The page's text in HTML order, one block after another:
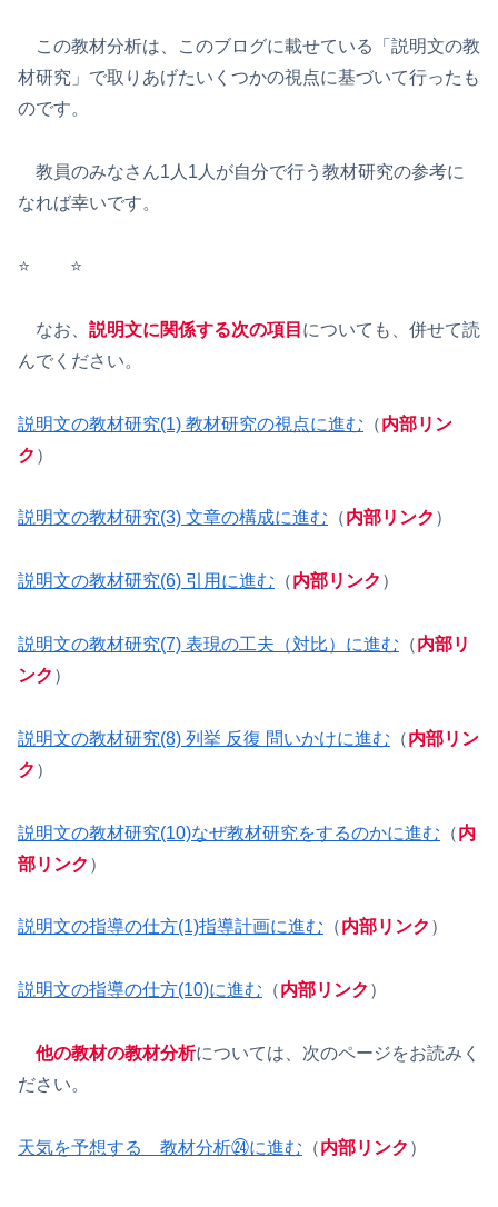
この教材分析は、このブログに載せている「説明文の教
材研究」で取りあげたいくつかの視点に基づいて行ったも
のです。
教員のみなさん1人1人が自分で行う教材研究の参考に
なれば幸いです。
⭐️ ⭐️
なお、 説明文に関係する次の項目 についても、併せて読
んでください。
説明文の教材研究(1) 教材研究の視点に進む （内部リン
ク ）
説明文の教材研究(3) 文章の構成に進む （内部リンク ）
説明文の教材研究(6) 引用に進む （内部リンク ）
説明文の教材研究(7) 表現の工夫（対比）に進む （内部リ
ンク ）
説明文の教材研究(8) 列挙 反復 問いかけに進む （内部リン
ク ）
説明文の教材研究(10)なぜ教材研究をするのかに進む （内
部リンク ）
説明文の指導の仕方(1)指導計画に進む （内部リンク ）
説明文の指導の仕方(10)に進む （内部リンク ）
他の教材の教材分析については、次のページをお読みく
ださい。
天気を予想する 教材分析㉔に進む （内部リンク ）